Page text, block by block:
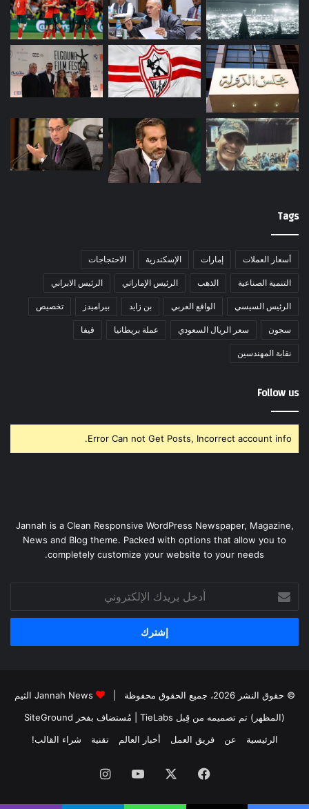
Tags
أسعار العملات إمارات الإسكندرية الاحتجاجات
التنمية الصناعية الذهب الرئيس الإماراتي الرئيس الابراني
الرئيس السيسي الواقع العربي بن زايد بيراميدز تخصيص
سجون سعر الريال السعودي عملة بريطانيا فيفا
نقابة المهندسين
Follow us
Error Can not Get Posts, Incorrect account info.
Jannah is a Clean Responsive WordPress Newspaper, Magazine,
News and Blog theme. Packed with options that allow you to
completely customize your website to your needs.
بريدك
الإلكتروني
© حقوق النشر 2026، جميع الحقوق محفوظة |
Jannah News الثيم
(المظهر) تم تصميمه من قِبل TieLabs
| مُستضاف بفخر SiteGround
الرئيسية
عن فريق العمل أخبار العالم تقنية شراء القالب!
فيسبوك ‫YouTubeانستقرام